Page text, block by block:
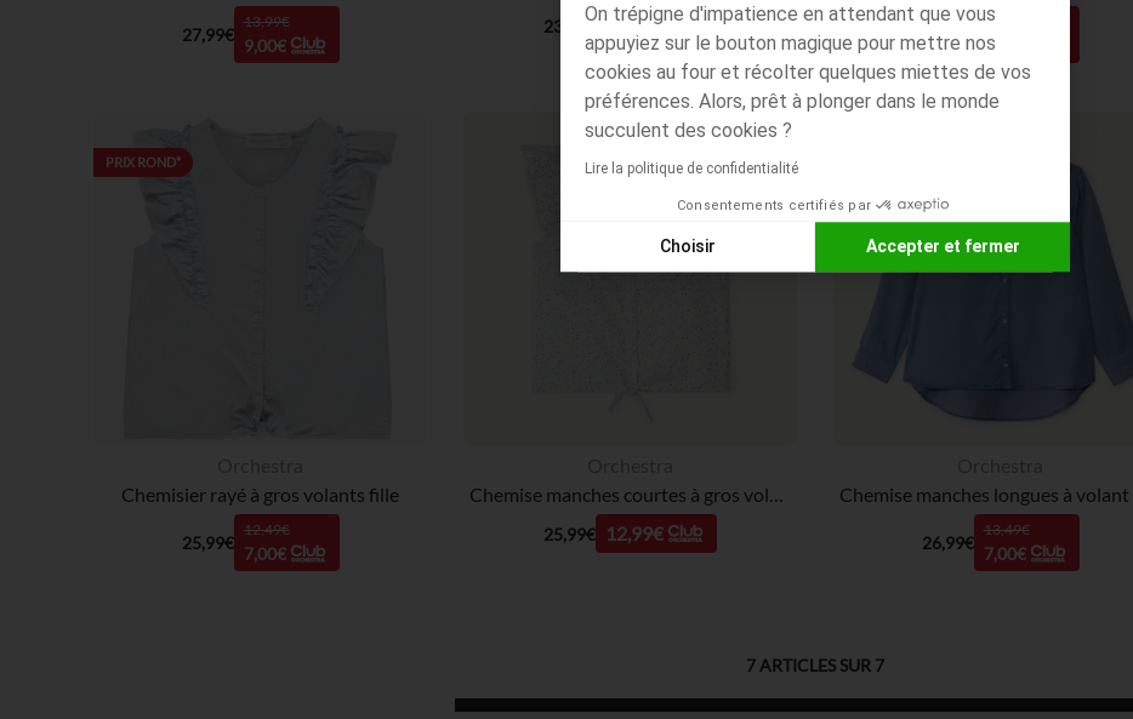
On trépigne d'impatience en attendant que vous
appuyiez sur le bouton magique pour mettre nos
cookies au four et récolter quelques miettes de vos
préférences. Alors, prêt à plonger dans le monde
succulent des cookies ?
Lire la politique de confidentialité
Consentements certifiés par
Choisir Accepter et fermer
Plateforme de Gestion du Consentement : Personnalisez vos
Notre plateforme vous permet d'adapter et de gérer vos
27,99€
13,99€
9,00€
23,99€ 11,99€ 25,99€
12,49€
7,00€
PRIX ROND*
Chemisier rayé à gros volants fille
25,99€
12,49€
7,00€
Chemise manches courtes à gros volant imprimé fleuri fille
25,99€ 12,99€ 26,99€
13,49€
7,00€
7 ARTICLES SUR 7